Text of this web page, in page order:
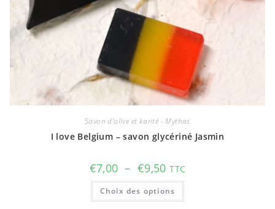
Savon d'olive et karité - Mythas
I love Belgium – savon glycériné Jasmin
€7,00 – €9,50Plage
de
prix :
€7,00
à
TTC
Choix des options
Ce
a